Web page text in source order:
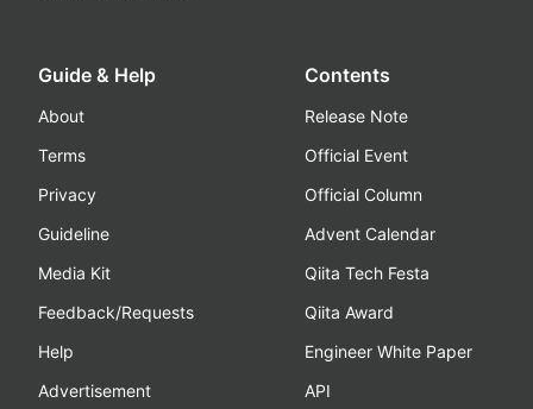
Guide & Help
About
Terms
Privacy
Guideline
Media Kit
Feedback/Requests
Help
Advertisement
Contents
Release Note
Official Event
Official Column
Advent Calendar
Qiita Tech Festa
Qiita Award
Engineer White Paper
API